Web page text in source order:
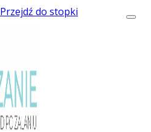
Przejdź do stopki